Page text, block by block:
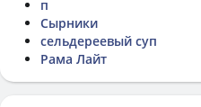
п
Сырники
сельдереевый суп
Рама Лайт